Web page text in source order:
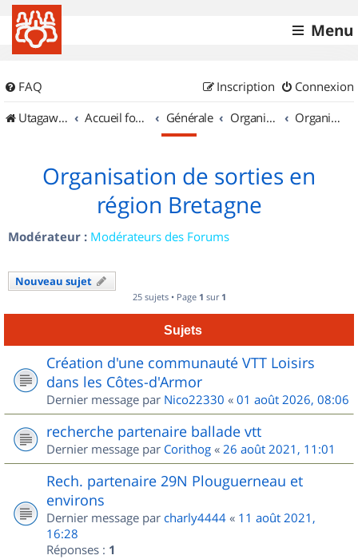
Menu
FAQ Connexion
Inscription
UtagawaVTT (Randos VTT et VTTAE avec traces GPS)
Accueil forum Générale Organisation de sorties & Recherche de partenaires Organisation de sorties en région Bretagne
Organisation de sorties en
région Bretagne
Modérateur : Modérateurs des Forums
Nouveau sujet
25 sujets • Page 1 sur 1
Sujets
Création d'une communauté VTT Loisirs
dans les Côtes-d'Armor
Dernier message par Nico22330 « 01 août 2026, 08:06
recherche partenaire ballade vtt
Dernier message par Corithog « 26 août 2021, 11:01
Rech. partenaire 29N Plouguerneau et
environs
Dernier message par charly4444 « 11 août 2021,
16:28
Réponses : 1